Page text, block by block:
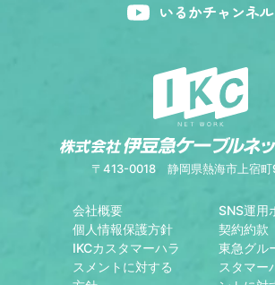
いるかチャンネル
〒413-0018 静岡県熱海市上宿
会社概要
SNS運用
個人情報保護方針
契約約款
IKCカスタマーハラ
スメントに対する
東急グル
スタマー